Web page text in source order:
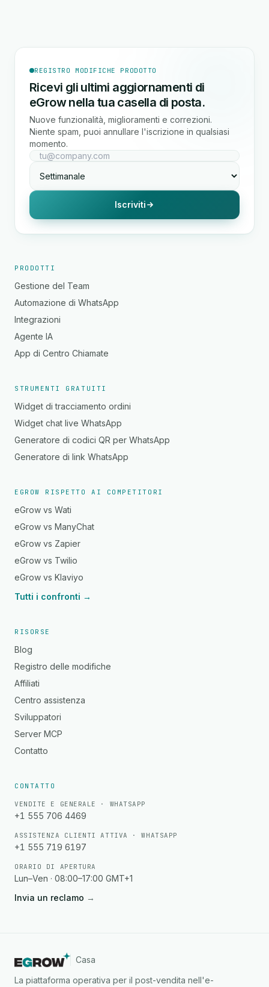
REGISTRO MODIFICHE PRODOTTO
Ricevi gli ultimi aggiornamenti di
eGrow nella tua casella di posta.
Nuove funzionalità, miglioramenti e correzioni.
Niente spam, puoi annullare l'iscrizione in qualsiasi
momento.
Iscriviti
PRODOTTI
Gestione del Team
Automazione di WhatsApp
Integrazioni
Agente IA
App di Centro Chiamate
STRUMENTI GRATUITI
Widget di tracciamento ordini
Widget chat live WhatsApp
Generatore di codici QR per WhatsApp
Generatore di link WhatsApp
EGROW RISPETTO AI COMPETITORI
eGrow vs Wati
eGrow vs ManyChat
eGrow vs Zapier
eGrow vs Twilio
eGrow vs Klaviyo
Tutti i confronti →
RISORSE
Blog
Registro delle modifiche
Affiliati
Centro assistenza
Sviluppatori
Server MCP
Contatto
CONTATTO
VENDITE E GENERALE · WHATSAPP
+1 555 706 4469
ASSISTENZA CLIENTI ATTIVA · WHATSAPP
+1 555 719 6197
ORARIO DI APERTURA
Lun–Ven · 08:00–17:00 GMT+1
Invia un reclamo →
Casa
La piattaforma operativa per il post-vendita nell'e-